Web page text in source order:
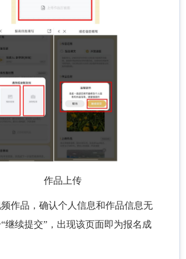
作品上传
频作品，确认个人信息和作品信息无
继续提交”，出现该页面即为报名成